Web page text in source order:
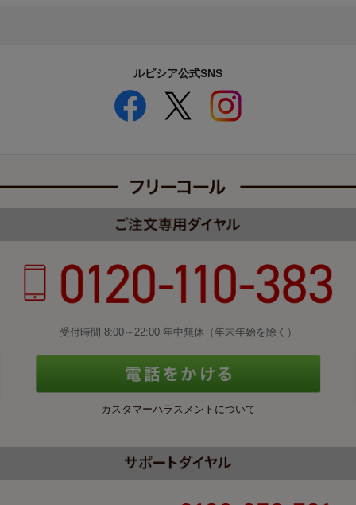
ルピシア公式SNS
受付時間 8:00～22:00 年中無休（年末年始を除く）
カスタマーハラスメントについて